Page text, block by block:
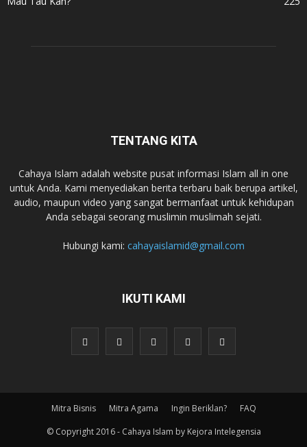
TENTANG KITA
Cahaya Islam adalah website pusat informasi Islam all in one
untuk Anda. Kami menyediakan berita terbaru baik berupa artikel,
audio, maupun video yang sangat bermanfaat untuk kehidupan
Anda sebagai seorang muslimin muslimah sejati.
Hubungi kami: cahayaislamid@gmail.com
IKUTI KAMI
Mitra Bisnis Mitra Agama Ingin Beriklan?
FAQ
© Copyright 2016 - Cahaya Islam by Kejora Intelegensia